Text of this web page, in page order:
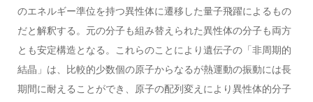
のエネルギー準位を持つ異性体に遷移した量子飛躍によるもの
だと解釈する。元の分子も組み替えられた異性体の分子も両方
とも安定構造となる。これらのことにより遺伝子の「非周期的
結晶」は、比較的少数個の原子からなるが熱運動の振動には長
期間に耐えることができ、原子の配列変えにより異性体的分子